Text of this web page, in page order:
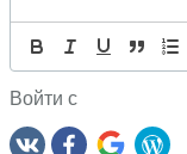
Войти с